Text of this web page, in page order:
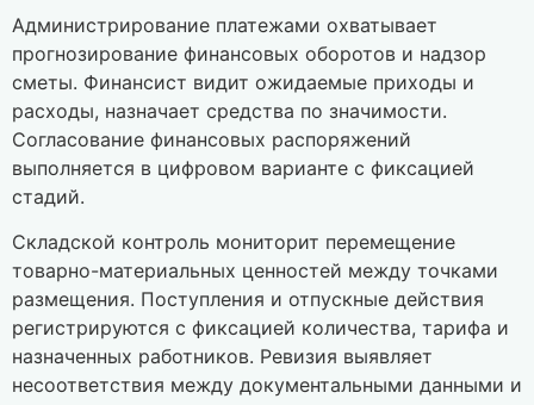
Администрирование платежами охватывает
прогнозирование финансовых оборотов и надзор
сметы. Финансист видит ожидаемые приходы и
расходы, назначает средства по значимости.
Согласование финансовых распоряжений
выполняется в цифровом варианте с фиксацией
стадий.
Складской контроль мониторит перемещение
товарно-материальных ценностей между точками
размещения. Поступления и отпускные действия
регистрируются с фиксацией количества, тарифа и
назначенных работников. Ревизия выявляет
несоответствия между документальными данными и